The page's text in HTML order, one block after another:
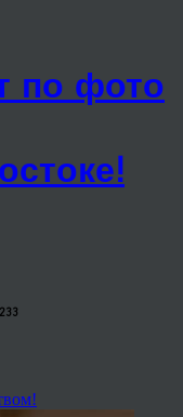
по фото